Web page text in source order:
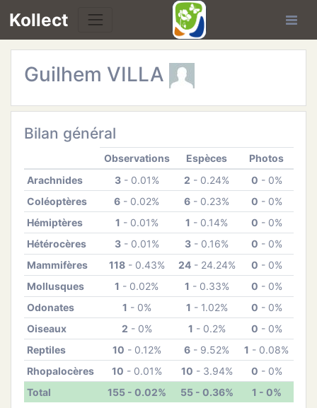
Kollect
Guilhem VILLA
Bilan général
Observations Espèces
Photos
Arachnides
3- 0.01% 2 - 0.24% 0 - 0%
Coléoptères
6 - 0.02% 6 - 0.23% 0 - 0%
Hémiptères
1 - 0.01% 1 - 0.14% 0 - 0%
Hétérocères
3- 0.01% 3 - 0.16% 0 - 0%
Mammifères
118- 0.43% 24- 24.24% 0 - 0%
Mollusques
1 - 0.02% 1 - 0.33% 0 - 0%
Odonates
1 - 0% 1 - 1.02% 0 - 0%
Oiseaux
2 - 0% 1 - 0.2% 0 - 0%
Reptiles
10 - 0.12% 6 - 9.52% 1 - 0.08%
Rhopalocères
10 - 0.01% 10 - 3.94% 0 - 0%
Total
155 - 0.02% 55 - 0.36% 1 - 0%